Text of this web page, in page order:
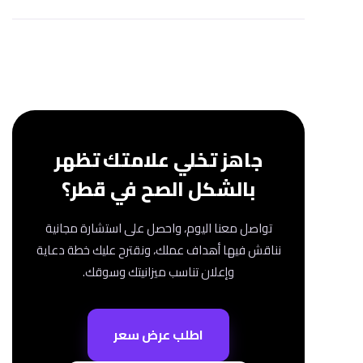
جاهز تخلي علامتك تظهر
بالشكل الصح في قطر؟
تواصل معنا اليوم، واحصل على استشارة مجانية
نناقش فيها أهداف عملك، ونقترح عليك خطة دعاية
وإعلان تناسب ميزانيتك وسوقك.
اطلب عرض سعر